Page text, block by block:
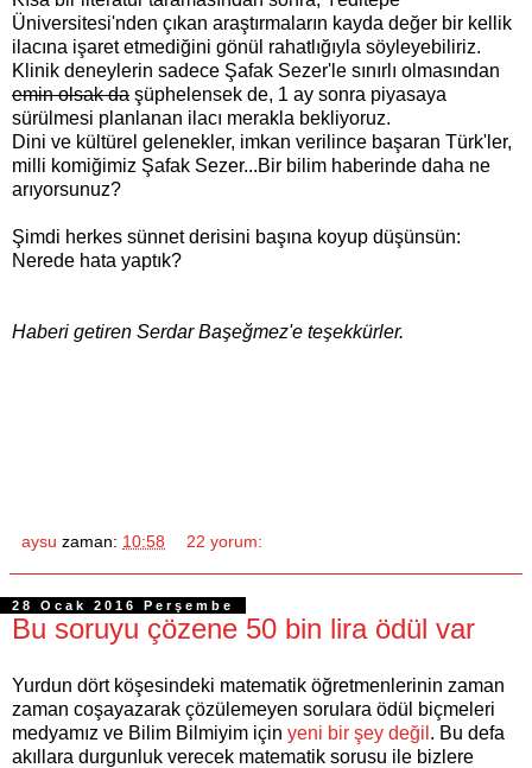
Üniversitesi'nden çıkan araştırmaların kayda değer bir kellik
ilacına işaret etmediğini gönül rahatlığıyla söyleyebiliriz.
Klinik deneylerin sadece Şafak Sezer'le sınırlı olmasından
emin olsak da şüphelensek de, 1 ay sonra piyasaya
sürülmesi planlanan ilacı merakla bekliyoruz.
Dini ve kültürel gelenekler, imkan verilince başaran Türk'ler,
milli komiğimiz Şafak Sezer...Bir bilim haberinde daha ne
arıyorsunuz?
Şimdi herkes sünnet derisini başına koyup düşünsün:
Nerede hata yaptık?
Haberi getiren Serdar Başeğmez'e teşekkürler.
aysu zaman: 10:58 22 yorum:
28 Ocak 2016 Perşembe
Bu soruyu çözene 50 bin lira ödül var
Yurdun dört köşesindeki matematik öğretmenlerinin zaman
zaman coşayazarak çözülemeyen sorulara ödül biçmeleri
medyamız ve Bilim Bilmiyim için yeni bir şey değil . Bu defa
akıllara durgunluk verecek matematik sorusu ile bizlere